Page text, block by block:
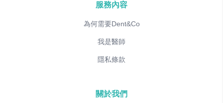
服務內容
為何需要Dent&Co
我是醫師
隱私條款
關於我們